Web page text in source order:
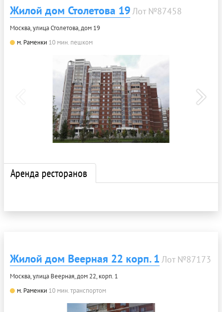
Жилой дом Столетова 19Лот №87458
Москва, улица Столетова, дом 19
м. Раменки 10 мин. пешком
Аренда ресторанов
Жилой дом Веерная 22 корп. 1 Лот №87173
Москва, улица Веерная, дом 22, корп. 1
м. Раменки 10 мин. транспортом